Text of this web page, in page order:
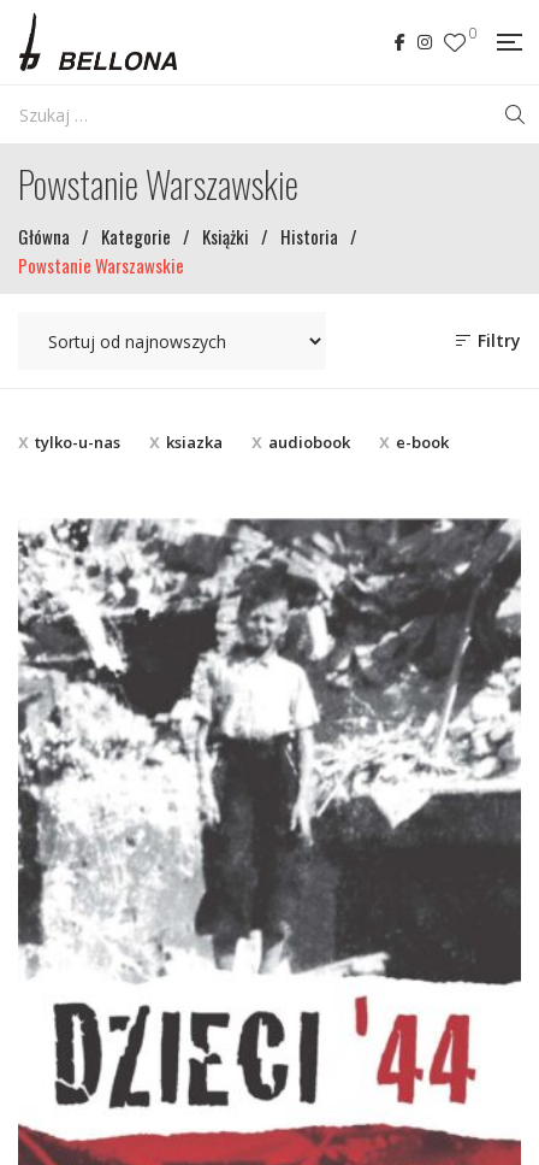
0
Powstanie Warszawskie
Główna / Kategorie / Książki / Historia /
Powstanie Warszawskie
Filtry
tylko-u-nas ksiazka audiobook e-book